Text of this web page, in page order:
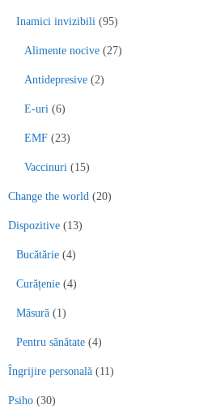
Inamici invizibili (95)
Alimente nocive (27)
Antidepresive (2)
E-uri (6)
EMF (23)
Vaccinuri (15)
Change the world (20)
Dispozitive (13)
Bucătărie (4)
Curățenie (4)
Măsură (1)
Pentru sănătate (4)
Îngrijire personală (11)
Psiho (30)